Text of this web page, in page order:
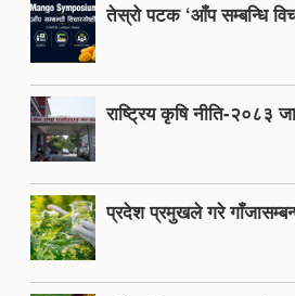
तेस्रो पटक ‘आँप सम्बन्धि
राष्ट्रिय कृषि नीति-२०८३
प्रदेश प्रमुखले गरे